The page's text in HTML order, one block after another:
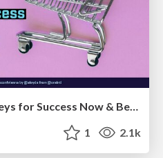
1 2.1k